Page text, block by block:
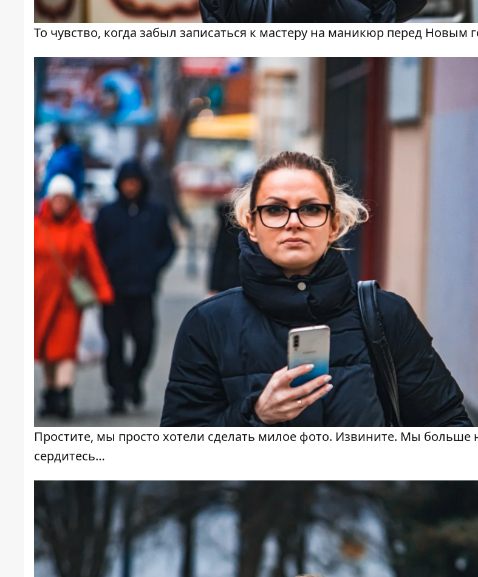
То чувство, когда забыл записаться к мастеру на маникюр перед Новым
Простите, мы просто хотели сделать милое фото. Извините. Мы больше
сердитесь…